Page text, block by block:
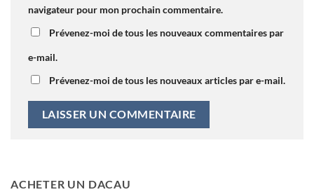
navigateur pour mon prochain commentaire.
Prévenez-moi de tous les nouveaux commentaires par
e-mail.
Prévenez-moi de tous les nouveaux articles par e-mail.
ACHETER UN DACAU